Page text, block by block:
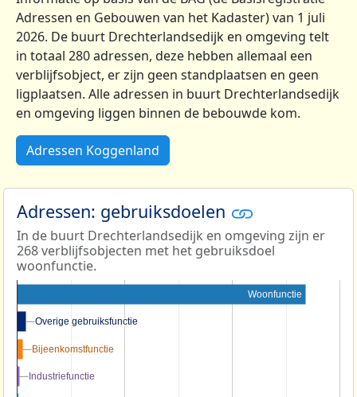
Adressen en Gebouwen van het Kadaster) van 1 juli
2026. De buurt Drechterlandsedijk en omgeving telt
in totaal 280 adressen, deze hebben allemaal een
verblijfsobject, er zijn geen standplaatsen en geen
ligplaatsen. Alle adressen in buurt Drechterlandsedijk
en omgeving liggen binnen de bebouwde kom.
Adressen Koggenland
Adressen: gebruiksdoelen
In de buurt Drechterlandsedijk en omgeving zijn er
268 verblijfsobjecten met het gebruiksdoel
woonfunctie.
Woonfunctie
Overige gebruiksfunctie
Overige gebruiksfunctie
Bijeenkomstfunctie
Bijeenkomstfunctie
Industriefunctie
Industriefunctie